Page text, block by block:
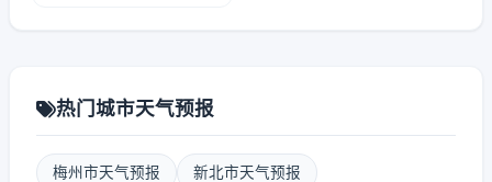
热门城市天气预报
梅州市天气预报 新北市天气预报